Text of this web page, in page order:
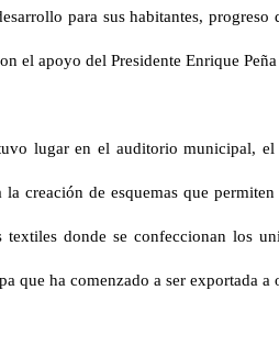
para sus habitantes,
el apoyo del Presidente Enrique
lugar en el auditorio municipal,
la creación de esquemas que
textiles donde se confeccionan los
que ha comenzado a ser exportada a